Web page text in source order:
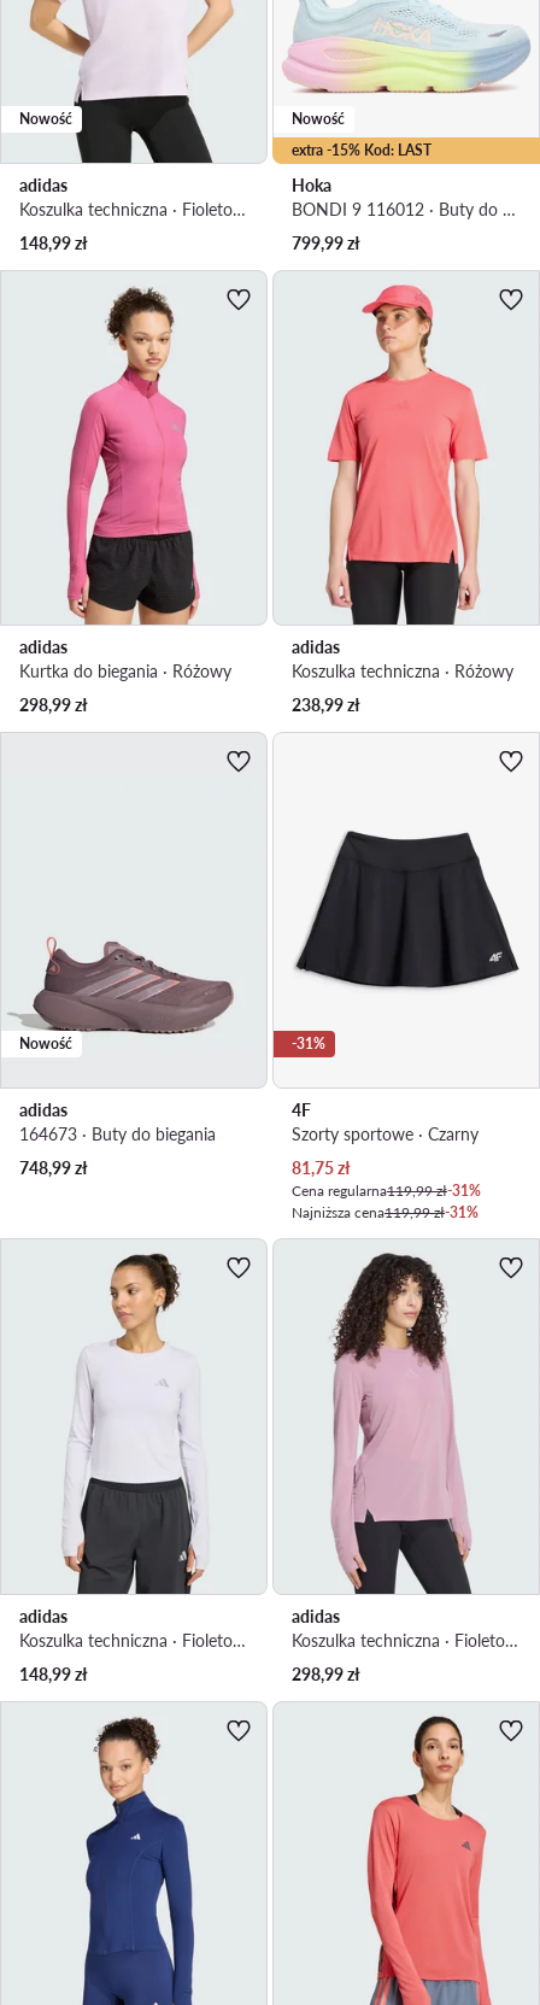
Nowość
adidas
Koszulka techniczna · Fioletowy
148,99zł
extra -15% Kod: LAST
Nowość
Hoka
BONDI 9 116012 · Buty do biegania
799,99zł
adidas
Kurtka do biegania · Różowy
298,99zł
adidas
Koszulka techniczna · Różowy
238,99zł
Nowość
adidas
164673 · Buty do biegania
748,99zł
-31%
4F
Szorty sportowe · Czarny
Aktualna cena
81,75zł
Cena regularna119,99 zł-31%
Najniższa cena119,99 zł-31%
adidas
Koszulka techniczna · Fioletowy
148,99zł
adidas
Koszulka techniczna · Fioletowy
298,99zł